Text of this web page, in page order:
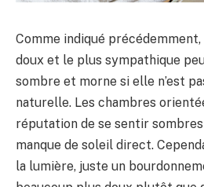
Comme indiqué
doux et le plus sympathique
sombre et morne si elle n’est
naturelle. Les chambres
réputation de se sentir
manque de soleil direct.
la lumière, juste un